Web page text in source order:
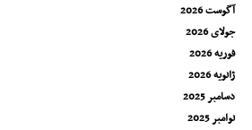
آگوست 2026
جولای 2026
فوریه 2026
ژانویه 2026
دسامبر 2025
نوامبر 2025